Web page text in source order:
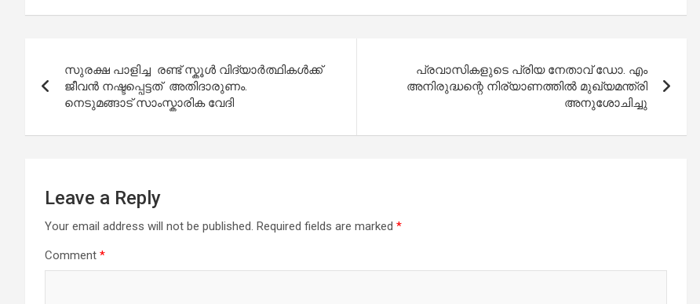
navigation
സുരക്ഷ പാളിച്ച രണ്ട് സ്കൂൾ വിദ്യാർത്ഥികൾക്ക്
ജീവൻ നഷ്ടപ്പെട്ടത് അതിദാരുണം.
നെടുമങ്ങാട് സാംസ്കാരിക വേദി
പ്രവാസികളുടെ പ്രിയ നേതാവ് ഡോ. എം
അനിരുദ്ധന്റെ നിര്യാണത്തിൽ മുഖ്യമന്ത്രി
അനുശോചിച്ചു
Leave a Reply
Your email address will not be published. Required fields are marked *
Comment *